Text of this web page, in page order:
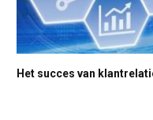
Het succes van